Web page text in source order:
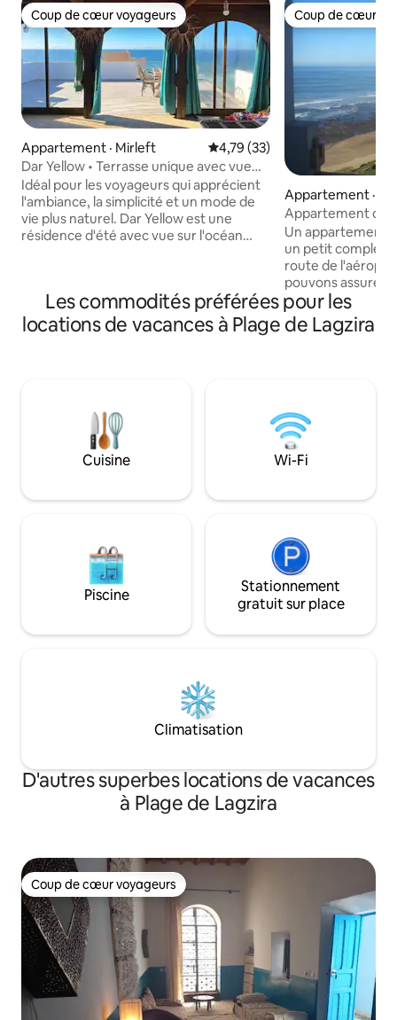
Coup de cœur voyageurs
Coup de cœur voyageurs
Appartement · Mirleft Note moyenne de 4,79 sur 5,
4,79 (33)
Dar Yellow • Terrasse unique avec vue
sur l'océan
Idéal pour les voyageurs qui apprécient
l'ambiance, la simplicité et un mode de
vie plus naturel. Dar Yellow est une
résidence d'été avec vue sur l'océan
confortable, le logement comprend
toutes les commodités de base. Ici,
l'expérience est délibérément liée à son
mais le niveau de confort pourrait être
réduit, car le logement est un studio.
Coup de cœur
Coup de cœur
Appartement ·
Appartement
de mer près
Un appartement
un petit
route de
pouvons assurer
seulement 5
de surf, il est
moderne et est
Le balcon donne
déco. Sidi Ifni est idéal pour des
vacances à la
bons restaurants
Les commodités préférées pour les
locations de vacances à Plage de Lagzira
Cuisine Wi-Fi
Piscine
Stationnement
gratuit sur place
Climatisation
D'autres superbes locations de vacances
à Plage de Lagzira
Coup de cœur voyageurs
Coup de cœur voyageurs